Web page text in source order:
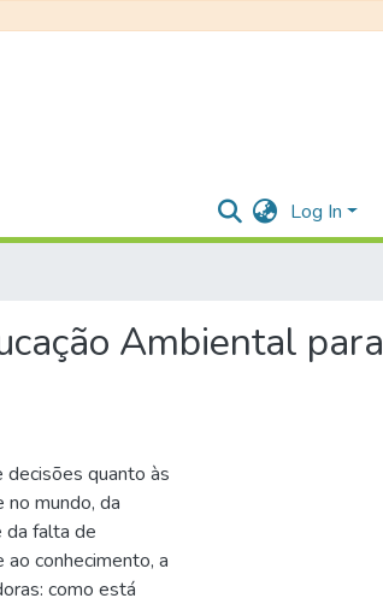
Log In
Ambiental para
decisões quanto às
mundo, da
da falta de
conhecimento, a
como está